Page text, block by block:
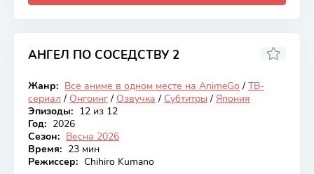
АНГЕЛ ПО СОСЕДСТВУ 2
Онгоинг
7.05
Жанр: Все аниме в одном месте на AnimeGo / ТВ-
сериал / Онгоинг / Озвучка / Субтитры / Япония
Эпизоды: 12 из 12
Год: 2026
Сезон: Весна 2026
Время: 23 мин
Режиссер: Chihiro Kumano